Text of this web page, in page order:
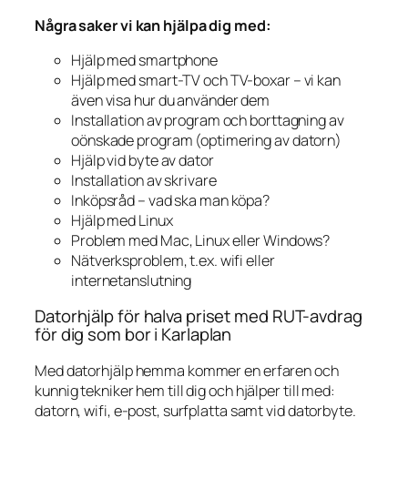
Några saker vi kan hjälpa dig med:
Hjälp med smartphone
Hjälp med smart-TV och TV-boxar – vi kan
även visa hur du använder dem
Installation av program och borttagning av
oönskade program (optimering av datorn)
Hjälp vid byte av dator
Installation av skrivare
Inköpsråd – vad ska man köpa?
Hjälp med Linux
Problem med Mac, Linux eller Windows?
Nätverksproblem, t.ex. wifi eller
internetanslutning
Datorhjälp för halva priset med RUT-avdrag
för dig som bor i Karlaplan
Med datorhjälp hemma kommer en erfaren och
kunnig tekniker hem till dig och hjälper till med:
datorn, wifi, e-post, surfplatta samt vid datorbyte.